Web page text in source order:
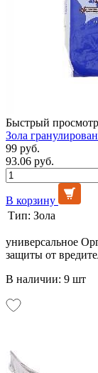
Быстрый просмотр
Зола
99 руб.
93.06 руб.
В корзину
Тип: Зола
универсальное
защиты от
В наличии: 9 шт